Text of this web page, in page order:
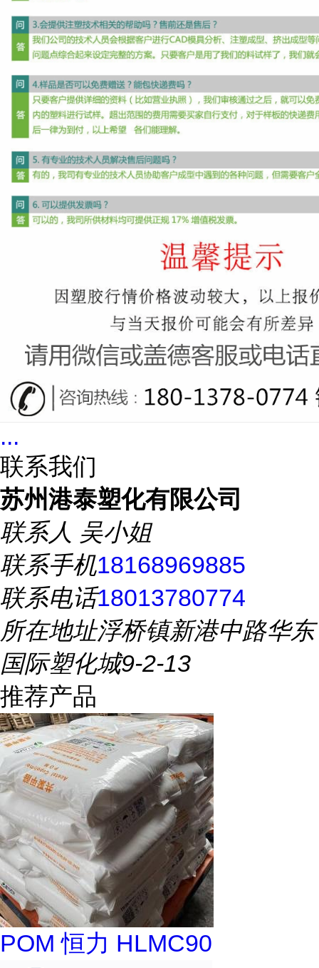
...
联系我们
苏州港泰塑化有限公司
联系人 吴小姐
联系手机18168969885
联系电话18013780774
所在地址浮桥镇新港中路华东
国际塑化城9-2-13
推荐产品
POM 恒力 HLMC90